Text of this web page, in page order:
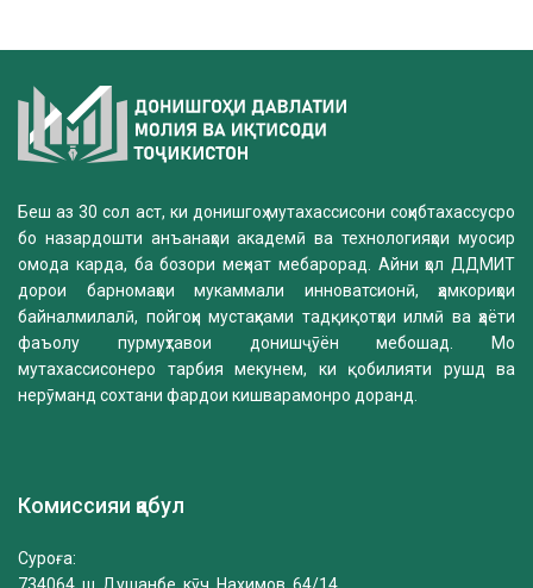
Беш аз 30 сол аст, ки донишгоҳ мутахассисони соҳибтахассусро
бо назардошти анъанаҳои академӣ ва технологияҳои муосир
омода карда, ба бозори меҳнат мебарорад. Айни ҳол ДДМИТ
дорои барномаҳои мукаммали инноватсионӣ, ҳамкориҳои
байналмилалӣ, пойгоҳи мустаҳками тадқиқотҳои илмӣ ва ҳаёти
фаъолу пурмуҳтавои донишҷӯён мебошад. Мо
мутахассисонеро тарбия мекунем, ки қобилияти рушд ва
нерӯманд сохтани фардои кишварамонро доранд.
Комиссияи қабул
Суроға: